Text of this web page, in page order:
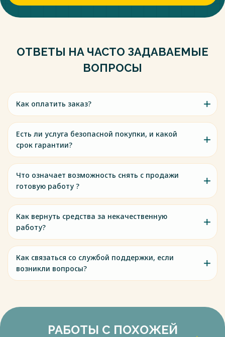
ОТВЕТЫ НА ЧАСТО ЗАДАВАЕМЫЕ
ВОПРОСЫ
Как оплатить заказ?
Есть ли услуга безопасной покупки, и какой
срок гарантии?
Что означает возможность снять с продажи
готовую работу ?
Как вернуть средства за некачественную
работу?
Как связаться со службой поддержки, если
возникли вопросы?
РАБОТЫ С ПОХОЖЕЙ